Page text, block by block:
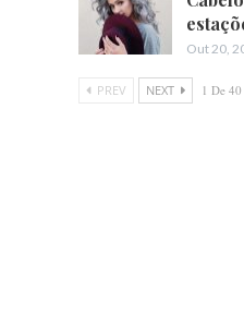
Out 20,
PREV NEXT 1 De 40